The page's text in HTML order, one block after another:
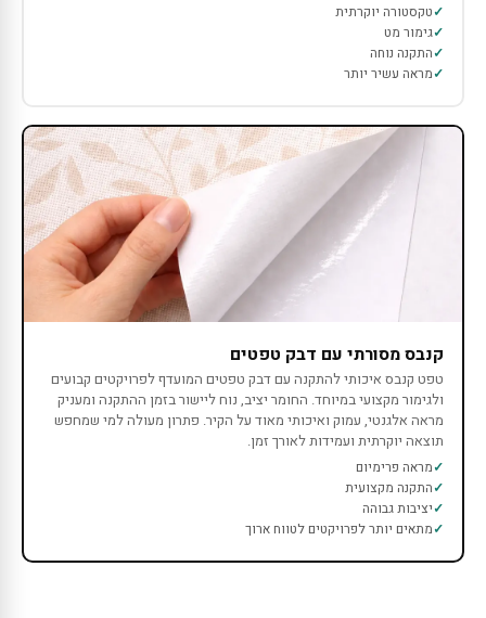
טקסטורה יוקרתית
גימור מט
התקנה נוחה
מראה עשיר יותר
קנבס מסורתי עם דבק טפטים
טפט קנבס איכותי להתקנה עם דבק טפטים המועדף לפרויקטים קבועים
ולגימור מקצועי במיוחד. החומר יציב, נוח ליישור בזמן ההתקנה ומעניק
מראה אלגנטי, עמוק ואיכותי מאוד על הקיר. פתרון מעולה למי שמחפש
תוצאה יוקרתית ועמידות לאורך זמן.
מראה פרימיום
התקנה מקצועית
יציבות גבוהה
מתאים יותר לפרויקטים לטווח ארוך